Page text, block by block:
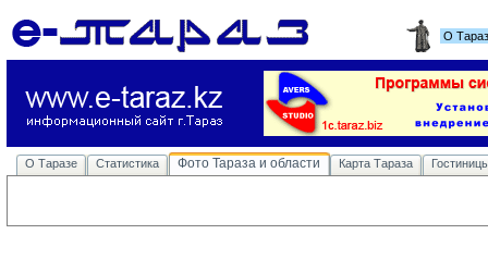
О
О Таразе Статистика Фото Тараза и области Карта Тараза